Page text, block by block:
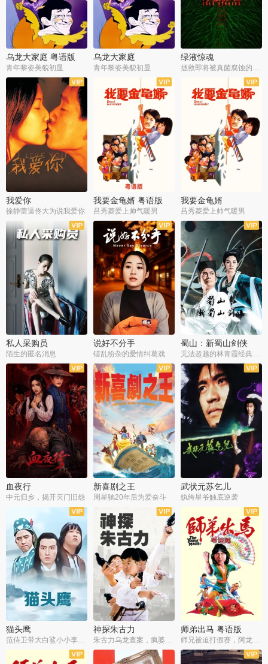
乌龙大家庭 粤语版
青年黎姿美貌初显
乌龙大家庭
青年黎姿美貌初显
绿液惊魂
拯救即将被真菌腐蚀的世界
我爱你
徐静蕾逼佟大为说我爱你
我要金龟婿 粤语版
吕秀菱爱上帅气暖男
我要金龟婿
吕秀菱爱上帅气暖男
私人采购员
陌生的匿名消息
说好不分手
错乱纷杂的爱情纠葛戏
蜀山：新蜀山剑侠
无法超越的林青霞经典角色
血夜行
中元归乡，揭开灭门旧怨
新喜剧之王
周星驰20年后为爱奋斗
武状元苏乞儿
纨绔星爷触底逆袭
猫头鹰
范侍卫带大白鲨小小李破案寻妃
神探朱古力
朱古力乌龙查案，疯婆子神助攻
师弟出马 粤语版
师兄被迫打假赛，阿龙追查斗黑帮